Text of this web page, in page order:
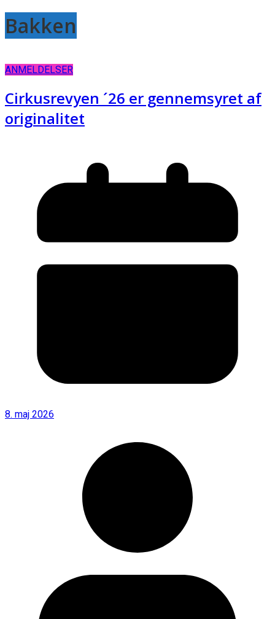
Bakken
ANMELDELSER
Cirkusrevyen ´26 er gennemsyret af
originalitet
8. maj 2026